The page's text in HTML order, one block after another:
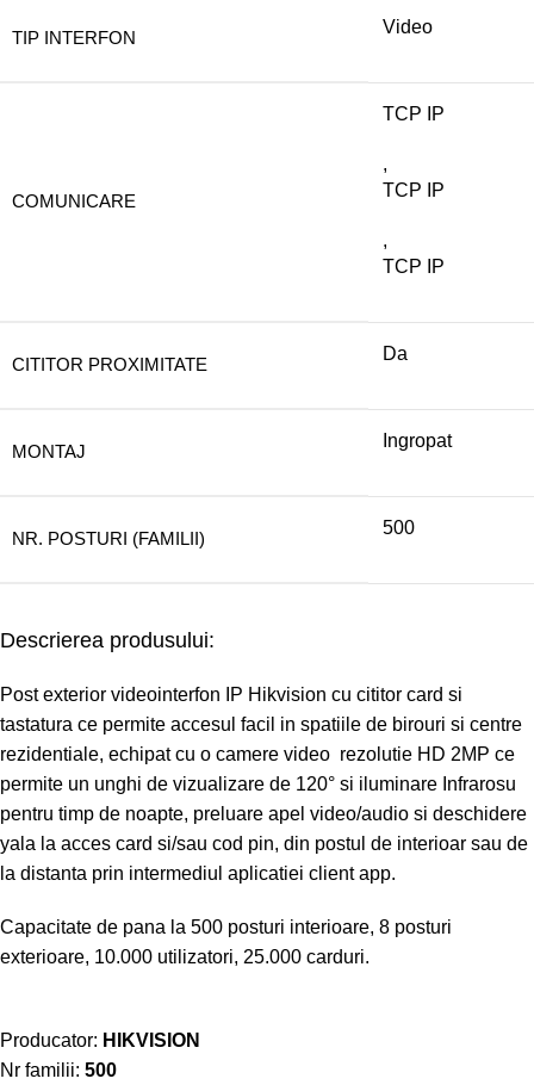
TIP INTERFON
Video
COMUNICARE
TCP IP
,
TCP IP
,
TCP IP
CITITOR PROXIMITATE
Da
MONTAJ
Ingropat
NR. POSTURI (FAMILII)
500
Descrierea produsului:
Post exterior videointerfon IP Hikvision cu cititor card si
tastatura ce permite accesul facil in spatiile de birouri si centre
rezidentiale, echipat cu o camere video rezolutie HD 2MP ce
permite un unghi de vizualizare de 120° si iluminare Infrarosu
pentru timp de noapte, preluare apel video/audio si deschidere
yala la acces card si/sau cod pin, din postul de interioar sau de
la distanta prin intermediul aplicatiei client app.
Capacitate de pana la 500 posturi interioare, 8 posturi
exterioare, 10.000 utilizatori, 25.000 carduri.
Producator: HIKVISION
Nr familii: 500